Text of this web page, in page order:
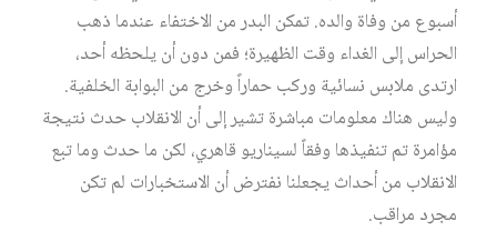
أسبوع من وفاة والده. تمكن البدر من الاختفاء عندما ذهب
الحراس إلى الغداء وقت الظهيرة؛ فمن دون أن يلحظه أحد،
ارتدى ملابس نسائية وركب حماراً وخرج من البوابة الخلفية.
وليس هناك معلومات مباشرة تشير إلى أن الانقلاب حدث نتيجة
مؤامرة تم تنفيذها وفقاً لسيناريو قاهري، لكن ما حدث وما تبع
الانقلاب من أحداث يجعلنا نفترض أن الاستخبارات لم تكن
مجرد مراقب.